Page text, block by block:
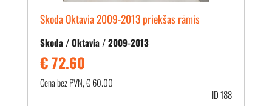
Skoda Oktavia 2009-2013 priekšas rāmis
Skoda / Oktavia / 2009-2013
€ 72.60
Cena bez PVN, € 60.00
ID 188